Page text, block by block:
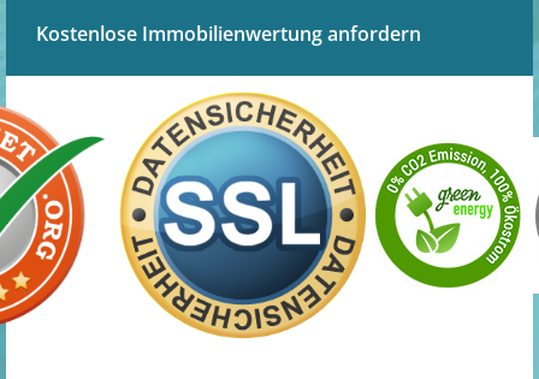
Kostenlose Immobilienwertung anfordern